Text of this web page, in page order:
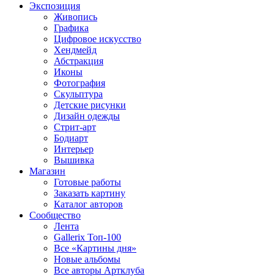
Экспозиция
Живопись
Графика
Цифровое искусство
Хендмейд
Абстракция
Иконы
Фотография
Скульптура
Детские рисунки
Дизайн одежды
Стрит-арт
Бодиарт
Интерьер
Вышивка
Магазин
Готовые работы
Заказать картину
Каталог авторов
Сообщество
Лента
Gallerix Топ-100
Все «Картины дня»
Новые альбомы
Все авторы Артклуба